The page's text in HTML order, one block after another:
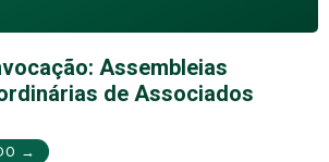
Assembleias
de Associados
→